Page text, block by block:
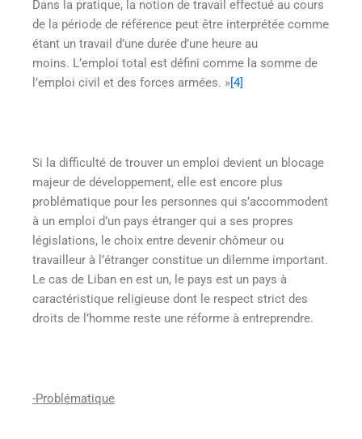
Dans la pratique, la notion de travail effectué au cours
de la période de référence peut être interprétée comme
étant un travail d’une durée d’une heure au
moins. L’emploi total est défini comme la somme de
l’emploi civil et des forces armées. »[4]
Si la difficulté de trouver un emploi devient un blocage
majeur de développement, elle est encore plus
problématique pour les personnes qui s’accommodent
à un emploi d’un pays étranger qui a ses propres
législations, le choix entre devenir chômeur ou
travailleur à l’étranger constitue un dilemme important.
Le cas de Liban en est un, le pays est un pays à
caractéristique religieuse dont le respect strict des
droits de l’homme reste une réforme à entreprendre.
-Problématique